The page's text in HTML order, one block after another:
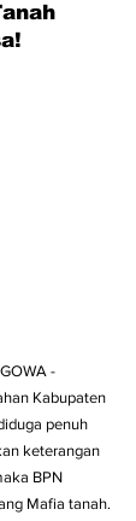
-
Kabupaten
penuh
keterangan
BPN
Mafia tanah.